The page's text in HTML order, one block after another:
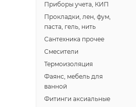
Приборы учета, КИП
Прокладки, лен, фум,
паста, гель, нить
Сантехника прочее
Смесители
Термоизоляция
Фаянс, мебель для
ванной
Фитинги аксиальные